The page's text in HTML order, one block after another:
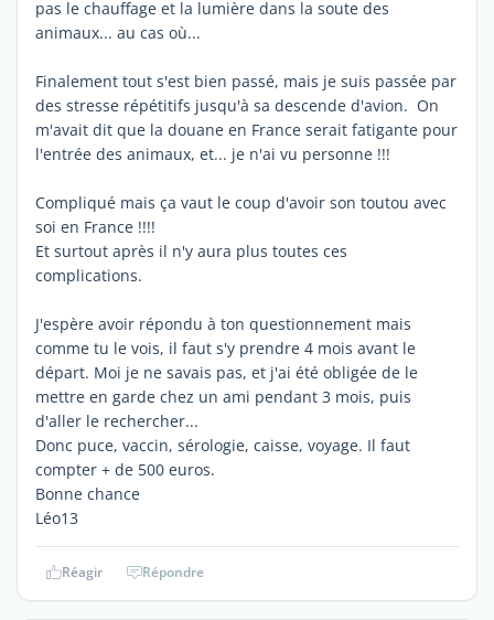
pas le chauffage et la lumière dans la soute des
animaux... au cas où...
Finalement tout s'est bien passé, mais je suis passée par
des stresse répétitifs jusqu'à sa descende d'avion. On
m'avait dit que la douane en France serait fatigante pour
l'entrée des animaux, et... je n'ai vu personne !!!
Compliqué mais ça vaut le coup d'avoir son toutou avec
soi en France !!!!
Et surtout après il n'y aura plus toutes ces
complications.
J'espère avoir répondu à ton questionnement mais
comme tu le vois, il faut s'y prendre 4 mois avant le
départ. Moi je ne savais pas, et j'ai été obligée de le
mettre en garde chez un ami pendant 3 mois, puis
d'aller le rechercher...
Donc puce, vaccin, sérologie, caisse, voyage. Il faut
compter + de 500 euros.
Bonne chance
Léo13
Réagir Répondre